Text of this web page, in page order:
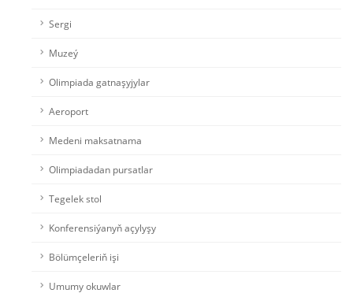
Sergi
Muzeý
Olimpiada gatnaşyjylar
Aeroport
Medeni maksatnama
Olimpiadadan pursatlar
Tegelek stol
Konferensiýanyň açylyşy
Bölümçeleriň işi
Umumy okuwlar